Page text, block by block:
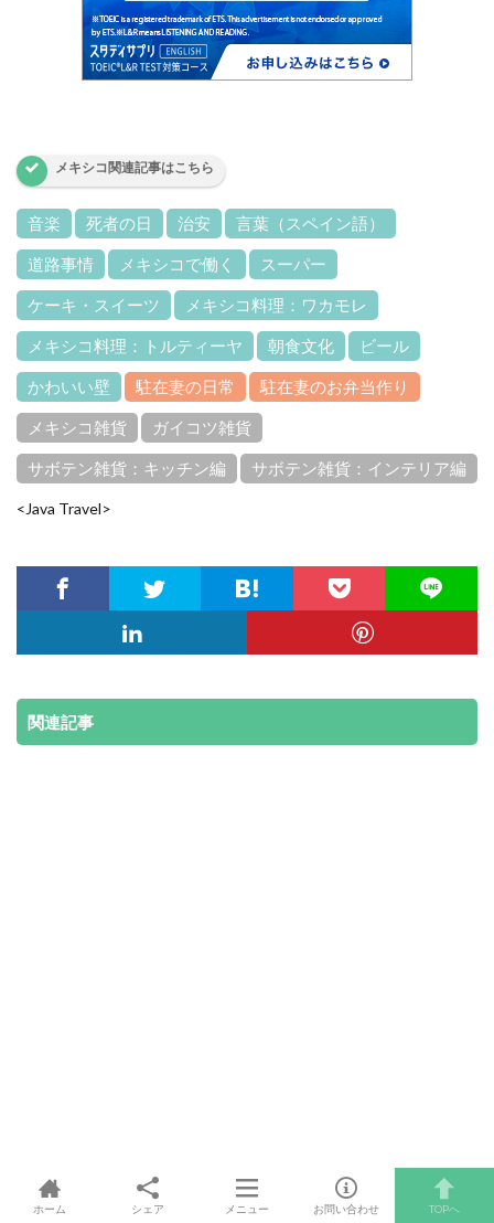
メキシコ関連記事はこちら
音楽 死者の日 治安 言葉（スペイン語）
道路事情 メキシコで働く スーパー
ケーキ・スイーツ メキシコ料理：ワカモレ
メキシコ料理：トルティーヤ 朝食文化 ビール
かわいい壁 駐在妻の日常 駐在妻のお弁当作り
メキシコ雑貨 ガイコツ雑貨
サボテン雑貨：キッチン編 サボテン雑貨：インテリア編
<Java Travel>
関連記事
ホーム シェア メニュー お問い合わせ TOPへ